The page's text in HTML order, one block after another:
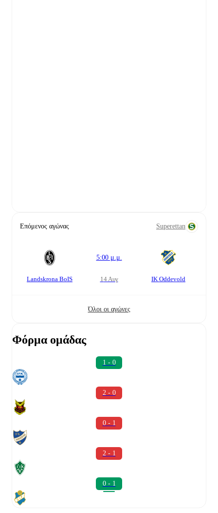
Επόμενος αγώνας Superettan
Landskrona BoIS
5:00 μ.μ.
14 Αυγ IK Oddevold
Όλοι οι αγώνες
Φόρμα ομάδας
1 - 0
2 - 0
0 - 1
2 - 1
0 - 1